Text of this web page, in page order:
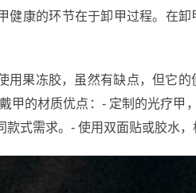
健康的环节在于卸甲过程。在
用果冻胶，虽然有缺点，但它
甲的材质优点：- 定制的光疗甲
式需求。- 使用双面贴或胶水，